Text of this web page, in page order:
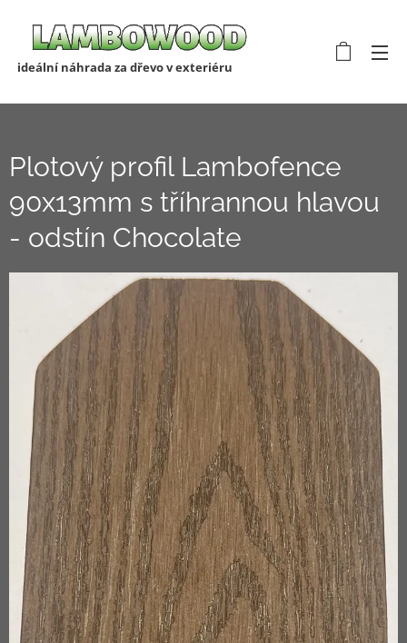
ideální náhrada za dřevo v exteriéru
Plotový profil Lambofence
90x13mm s tříhrannou hlavou
- odstín Chocolate